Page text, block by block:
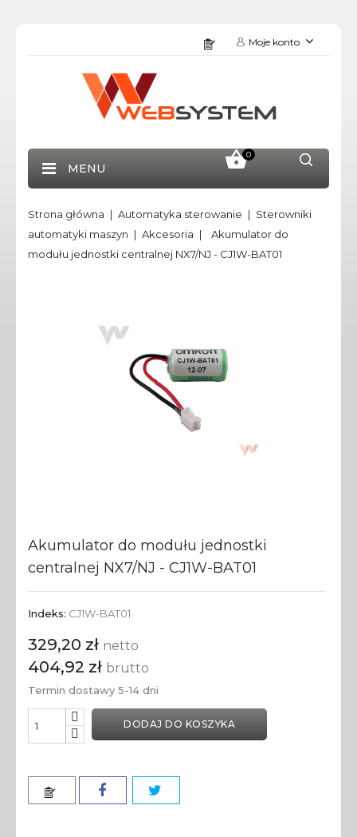
Moje konto
0
MENU
Strona główna Automatyka sterowanie
Sterowniki
automatyki maszyn
Akcesoria
Akumulator do
modułu jednostki centralnej NX7/NJ - CJ1W-BAT01
Akumulator do modułu jednostki
centralnej NX7/NJ - CJ1W-BAT01
Indeks: CJ1W-BAT01
329,20 zł netto
404,92 zł brutto
Termin dostawy 5-14 dni
DODAJ DO KOSZYKA